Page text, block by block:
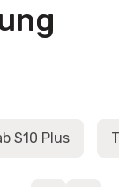
S10 Plus